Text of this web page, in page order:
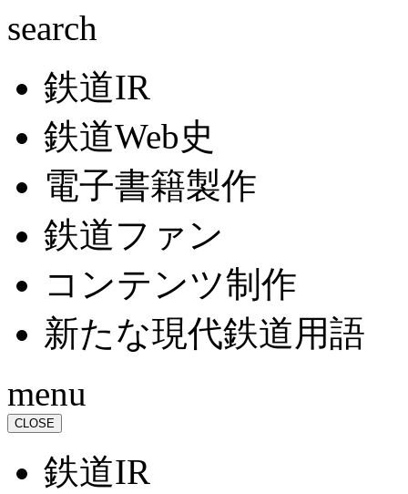
search
鉄道IR
鉄道Web史
電子書籍製作
鉄道ファン
コンテンツ制作
新たな現代鉄道用語
menu
CLOSE
鉄道IR